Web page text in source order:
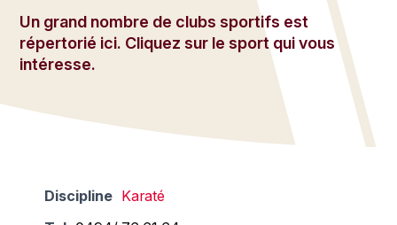
Un grand nombre de clubs sportifs est
répertorié ici. Cliquez sur le sport qui vous
intéresse.
Discipline Karaté